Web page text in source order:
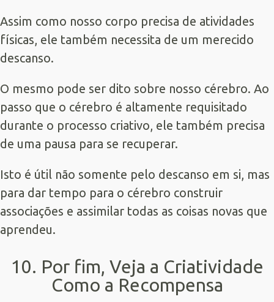
Assim como nosso corpo precisa de atividades
físicas, ele também necessita de um merecido
descanso.
O mesmo pode ser dito sobre nosso cérebro. Ao
passo que o cérebro é altamente requisitado
durante o processo criativo, ele também precisa
de uma pausa para se recuperar.
Isto é útil não somente pelo descanso em si, mas
para dar tempo para o cérebro construir
associações e assimilar todas as coisas novas que
aprendeu.
10. Por fim, Veja a Criatividade
Como a Recompensa